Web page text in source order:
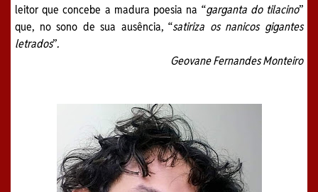
leitor que concebe a madura poesia na “garganta do tilacino”
que, no sono de sua ausência, “satiriza os nanicos gigantes
letrados”.
Geovane Fernandes Monteiro